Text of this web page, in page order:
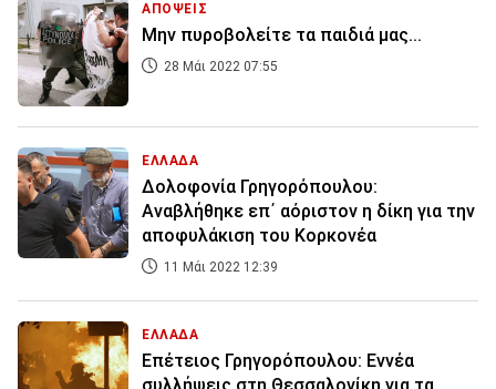
ΑΠΟΨΕΙΣ
Μην πυροβολείτε τα παιδιά μας...
28 Μάι 2022 07:55
ΕΛΛΑΔΑ
Δολοφονία Γρηγορόπουλου:
Αναβλήθηκε επ΄ αόριστον η δίκη για την
αποφυλάκιση του Κορκονέα
11 Μάι 2022 12:39
ΕΛΛΑΔΑ
Επέτειος Γρηγορόπουλου: Εννέα